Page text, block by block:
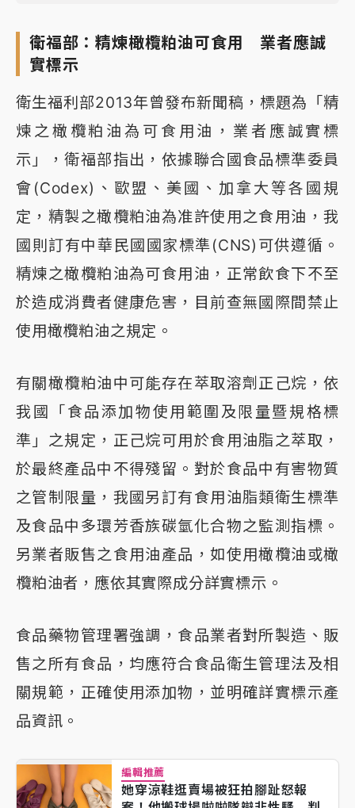
衛福部：精煉橄欖粕油可食用 業者應誠
實標示
衛生福利部2013年曾發布新聞稿，標題為「精
煉之橄欖粕油為可食用油，業者應誠實標
示」，衛福部指出，依據聯合國食品標準委員
會(Codex)、歐盟、美國、加拿大等各國規
定，精製之橄欖粕油為准許使用之食用油，我
國則訂有中華民國國家標準(CNS)可供遵循。
精煉之橄欖粕油為可食用油，正常飲食下不至
於造成消費者健康危害，目前查無國際間禁止
使用橄欖粕油之規定。
有關橄欖粕油中可能存在萃取溶劑正己烷，依
我國「食品添加物使用範圍及限量暨規格標
準」之規定，正己烷可用於食用油脂之萃取，
於最終產品中不得殘留。對於食品中有害物質
之管制限量，我國另訂有食用油脂類衛生標準
及食品中多環芳香族碳氫化合物之監測指標。
另業者販售之食用油產品，如使用橄欖油或橄
欖粕油者，應依其實際成分詳實標示。
食品藥物管理署強調，食品業者對所製造、販
售之所有食品，均應符合食品衛生管理法及相
關規範，正確使用添加物，並明確詳實標示產
品資訊。
編輯推薦
她穿涼鞋逛賣場被狂拍腳趾怒報